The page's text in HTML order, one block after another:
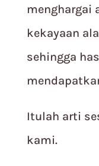
menghargai
kekayaan
sehingga
Itulah arti
kami.